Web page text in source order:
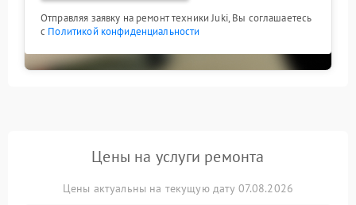
Отправляя заявку на ремонт техники Juki, Вы соглашаетесь
с Политикой конфиденциальности
Цены на услуги ремонта
Цены актуальны на текущую дату 07.08.2026